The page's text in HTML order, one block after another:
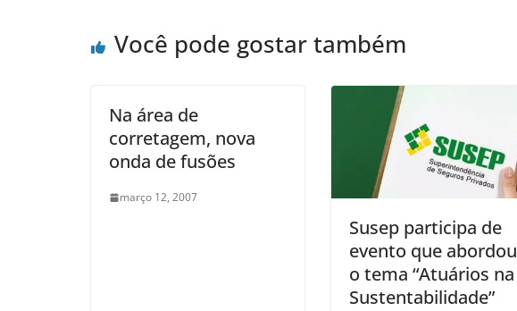
Você pode gostar também
Na área de
corretagem, nova
onda de fusões
março 12, 2007
Susep participa de
evento que abordou
o tema “Atuários na
Sustentabilidade”